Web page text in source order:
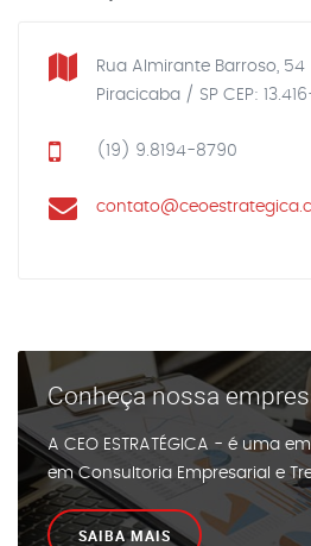
Rua Almirante Barroso, 54
Piracicaba / SP CEP:
(19) 9.8194-8790
Conheça nossa
A CEO ESTRATÉGICA - é uma
em Consultoria Empresarial e
SAIBA MAIS